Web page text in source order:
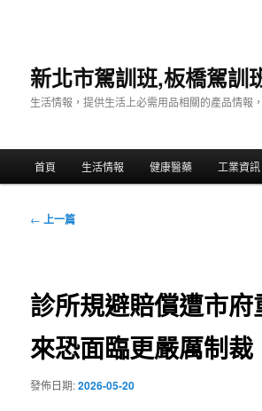
新北市駕訓班,板橋駕訓
生活情報，提供生活上必需用品相關的產品情報
首頁 生活情報 健康醫藥 工業資訊
文
← 上一篇
診所規避賠償遭市
來恐面臨更嚴厲制裁
發佈日期:2026-05-20